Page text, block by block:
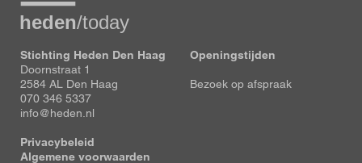
Stichting Heden Den Haag
Doornstraat 1
2584 AL Den Haag
070 346 5337
info@heden.nl
Privacybeleid
Algemene voorwaarden
Openingstijden
Bezoek op afspraak